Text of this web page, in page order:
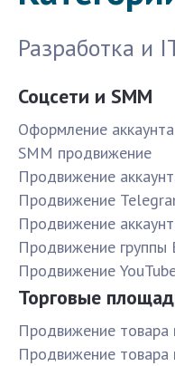
Разработка и
Соцсети и SMM
Оформление
SMM продвижение
Продвижение
Продвижение
Продвижение
Продвижение группы
Продвижение
Торговые
Продвижение товара
Продвижение товара